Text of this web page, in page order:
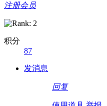
注册会员
积分
87
发消息
回复